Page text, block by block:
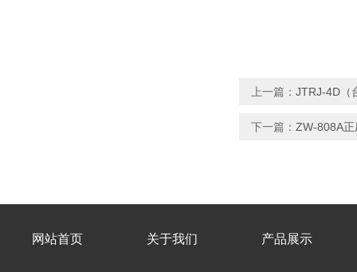
上一篇： JTRJ-4D（
下一篇： ZW-808A
网站首页 关于我们 产品展示